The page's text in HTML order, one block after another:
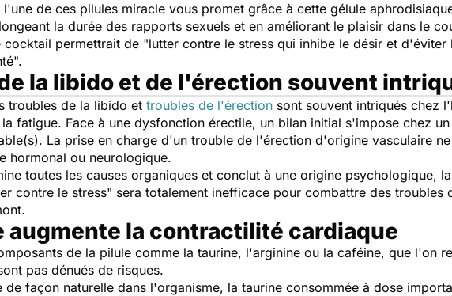
de ces pilules miracle vous promet grâce à cette gélule
la durée des rapports sexuels et en améliorant le plaisir dans le
cocktail permettrait de "lutter contre le stress qui inhibe le désir et d'éviter
la libido et de l'érection souvent
troubles de la libido et troubles de l'érection sont souvent intriqués chez
fatigue. Face à une dysfonction érectile, un bilan initial s'impose chez
La prise en charge d'un trouble de l'érection d'origine vasculaire
hormonal ou neurologique.
toutes les causes organiques et conclut à une origine psychologique,
contre le stress" sera totalement inefficace pour combattre des troubles
augmente la contractilité cardiaque
de la pilule comme la taurine, l'arginine ou la caféine, que l'on
pas dénués de risques.
de façon naturelle dans l'organisme, la taurine consommée à dose